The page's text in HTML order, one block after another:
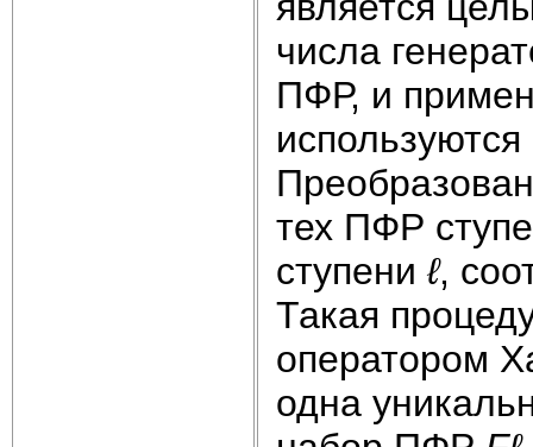
числа
ПФР, и
тех ПФР
ступени ℓ,
Такая
оператором
одна